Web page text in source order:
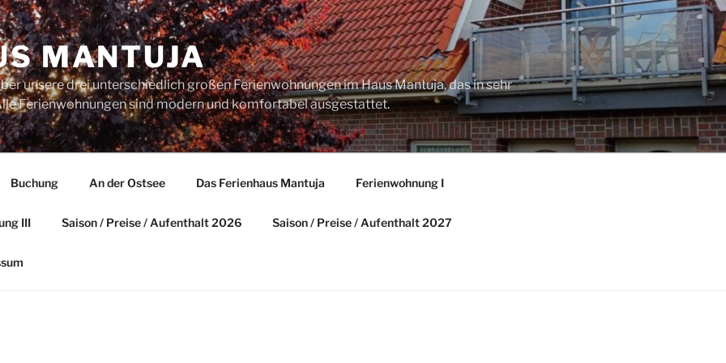
MANTUJA
unsere drei unterschiedlich großen Ferienwohnungen im Haus Mantuja, das in sehr
Ferienwohnungen sind modern und komfortabel ausgestattet.
Buchung An der Ostsee Das Ferienhaus Mantuja Ferienwohnung I
III Saison / Preise / Aufenthalt 2026 Saison / Preise / Aufenthalt 2027